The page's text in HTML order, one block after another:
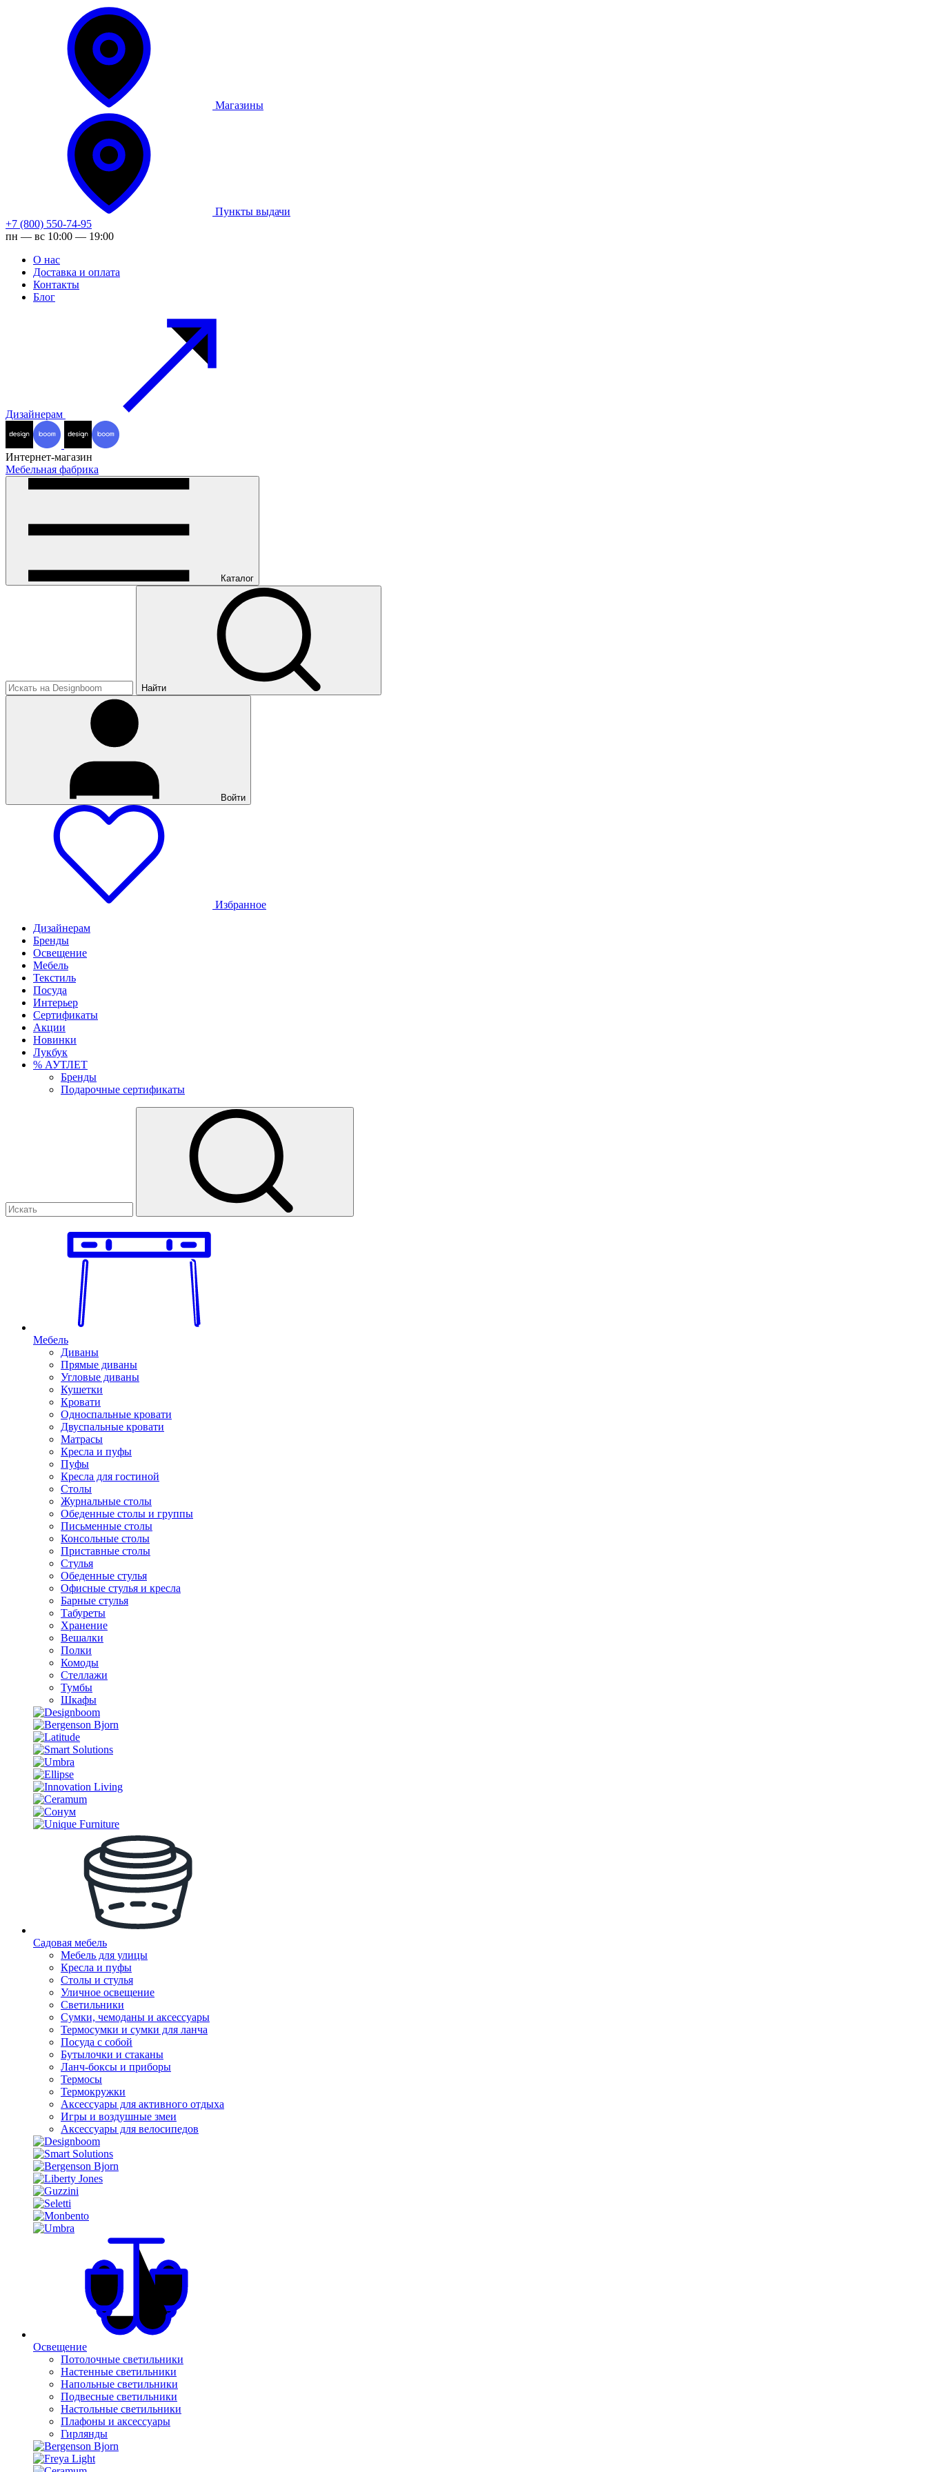
Магазины
Пункты выдачи
+7 (800) 550-74-95
пн — вс 10:00 — 19:00
О нас
Доставка и оплата
Контакты
Блог
Дизайнерам
Интернет-магазин
Мебельная фабрика
Каталог
Найти
Войти
Избранное
Дизайнерам
Бренды
Освещение
Мебель
Текстиль
Посуда
Интерьер
Сертификаты
Акции
Новинки
Лукбук
% АУТЛЕТ
Бренды
Подарочные сертификаты
Мебель
Диваны
Прямые диваны
Угловые диваны
Кушетки
Кровати
Односпальные кровати
Двуспальные кровати
Матрасы
Кресла и пуфы
Пуфы
Кресла для гостиной
Столы
Журнальные столы
Обеденные столы и группы
Письменные столы
Консольные столы
Приставные столы
Стулья
Обеденные стулья
Офисные стулья и кресла
Барные стулья
Табуреты
Хранение
Вешалки
Полки
Комоды
Стеллажи
Тумбы
Шкафы
Садовая мебель
Мебель для улицы
Кресла и пуфы
Столы и стулья
Уличное освещение
Светильники
Сумки, чемоданы и аксессуары
Термосумки и сумки для ланча
Посуда с собой
Бутылочки и стаканы
Ланч-боксы и приборы
Термосы
Термокружки
Аксессуары для активного отдыха
Игры и воздушные змеи
Аксессуары для велосипедов
Освещение
Потолочные светильники
Настенные светильники
Напольные светильники
Подвесные светильники
Настольные светильники
Плафоны и аксессуары
Гирлянды